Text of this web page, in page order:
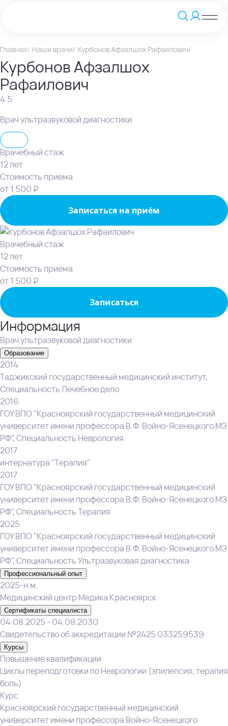
Главная Наши врачи Курбонов Афзалшох Рафаилович
Курбонов Афзалшох
Рафаилович
4.5
Врач ультразвуковой диагностики
Врачебный стаж
12 лет
Стоимость приема
от 1 500 ₽
Записаться на приём
Врачебный стаж
12 лет
Стоимость приема
от 1 500 ₽
Записаться
Информация
Врач ультразвуковой диагностики
Образование
2014
Таджикский государственный медицинский институт,
Специальность Лечебное дело
2016
ГОУ ВПО "Красноярский государственный медицинский
университет имени профессора В.Ф. Войно-Ясенецкого МЗ
РФ", Специальность Неврология
2017
интернатура "Терапия"
2017
ГОУ ВПО "Красноярский государственный медицинский
университет имени профессора В.Ф. Войно-Ясенецкого МЗ
РФ", Специальность Терапия
2025
ГОУ ВПО "Красноярский государственный медицинский
университет имени профессора В.Ф. Войно-Ясенецкого МЗ
РФ", Специальность Ультразвуковая диагностика
Профессиональный опыт
2025-н.м.
Медицинский центр Медика Красноярск
Сертификаты специалиста
04.08.2025 - 04.08.2030
Свидетельство об аккредитации №2425 033259539
Курсы
Повышение квалификации
Циклы переподготовки по Неврологии (эпилепсия, терапия
боль)
Курс
Красноярский государственный медицинский
университет имени профессора Войно-Ясенецкого